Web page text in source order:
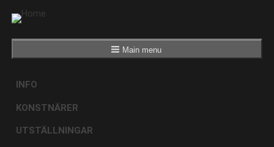
Main menu
INFO
KONSTNÄRER
UTSTÄLLNINGAR